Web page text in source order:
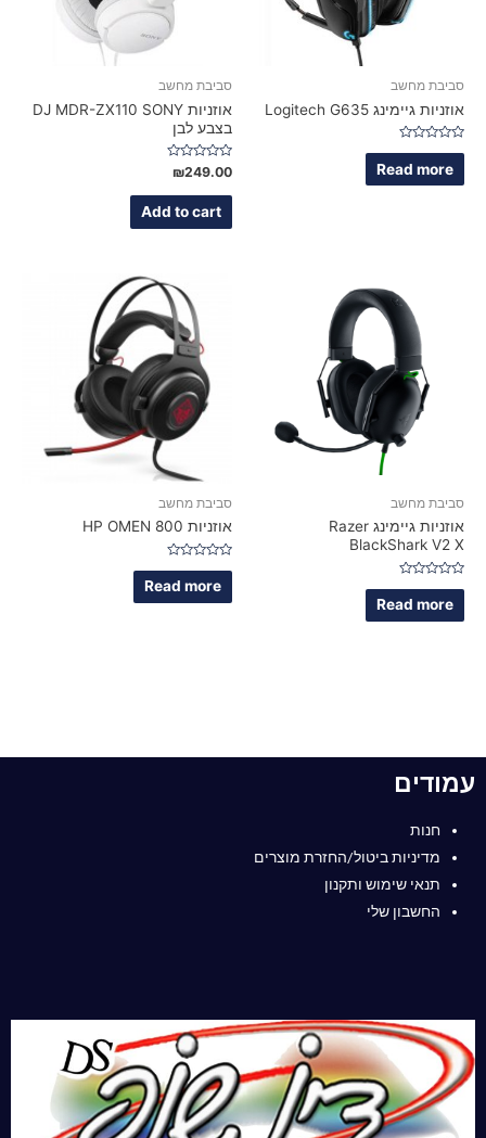
סביבת מחשב
אוזניות גיימינג Logitech G635
Rated
out
of
Read more
סביבת מחשב
אוזניות DJ MDR-ZX110 SONY
בצבע לבן
Rated
0
out
₪249.00
Add to cart
סביבת מחשב
אוזניות גיימינג Razer
BlackShark V2 X
Rated
out
of
Read more
סביבת מחשב
אוזניות HP OMEN 800
Rated
out
of
Read more
עמודים
חנות
מדיניות ביטול/החזרת מוצרים
תנאי שימוש ותקנון
החשבון שלי